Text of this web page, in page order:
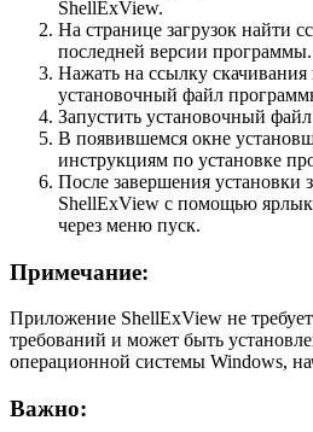
ShellExView.
На странице загрузок найти
последней версии программы.
Нажать на ссылку скачивания
установочный файл
Запустить установочный
В появившемся окне
инструкциям по установке
После завершения установки
ShellExView с помощью
через меню пуск.
Примечание:
Приложение ShellExView не
требований и может быть
операционной системы Windows,
Важно: